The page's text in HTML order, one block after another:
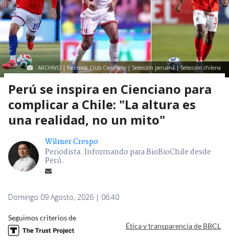
ARCHIVO | Facebook Club Cienciano | Selección peruana | Selección chilena
Perú se inspira en Cienciano para
complicar a Chile: "La altura es
una realidad, no un mito"
Wilmer Crespo
Periodista. Informando para BioBioChile desde
Perú.
Domingo 09 Agosto, 2026 | 06:40
Seguimos criterios de
Ética y transparencia de BBCL